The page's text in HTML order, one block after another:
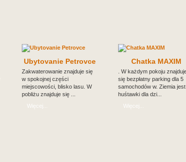
Ubytovanie Petrovce
Zakwaterowanie znajduje się
w spokojnej części
miejscowości, blisko lasu. W
pobliżu znajduje się ...
Więcej...
Chatka MAXIM
. W każdym pokoju
się bezpłatny parking dla 5
samochodów w. Ziemia jest
huśtawki dla dzi...
Więcej...